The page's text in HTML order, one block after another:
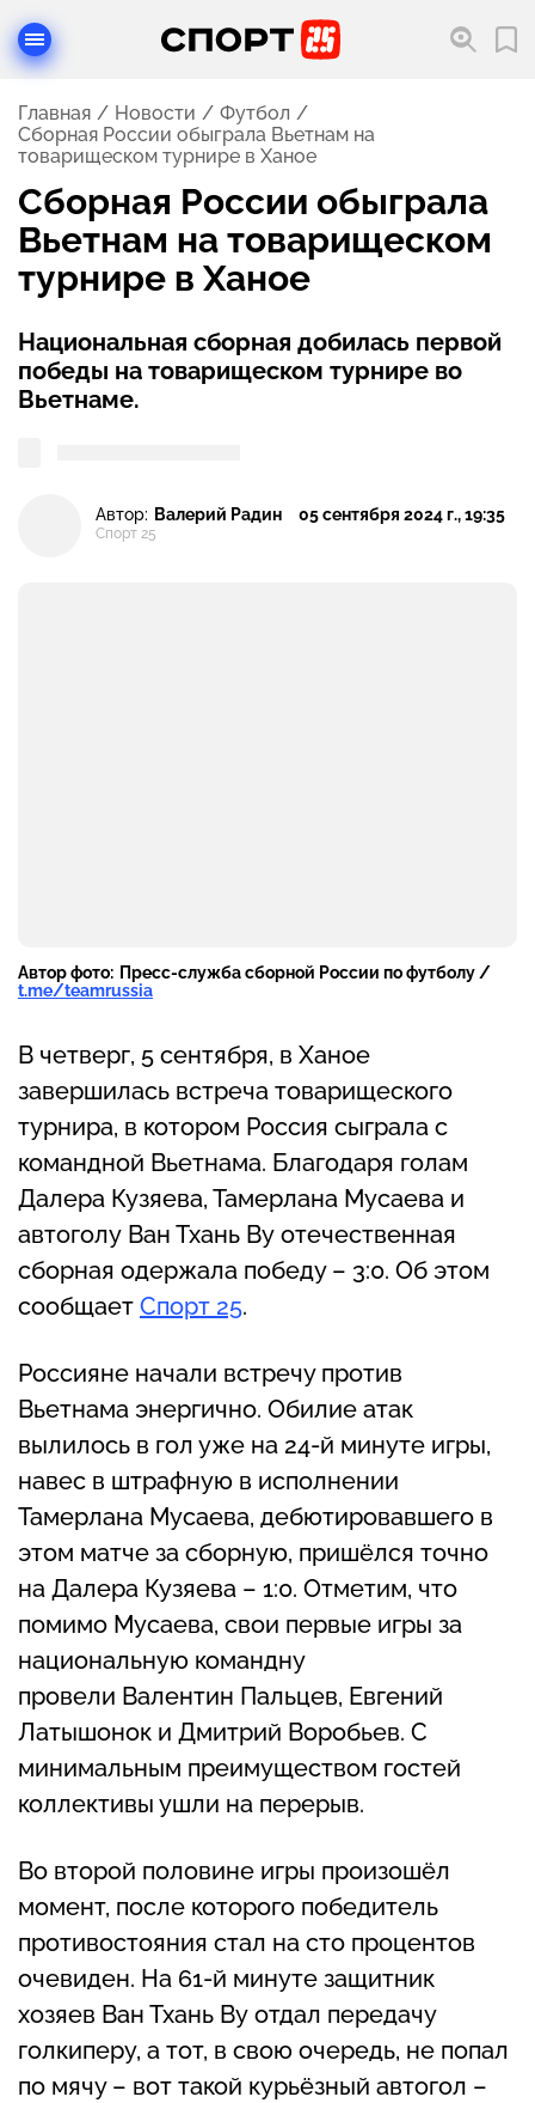
Главная Новости
Футбол
Сборная России обыграла Вьетнам на
товарищеском турнире в Ханое
Сборная России обыграла
Вьетнам на товарищеском
турнире в Ханое
Национальная сборная добилась первой
победы на товарищеском турнире во
Вьетнаме.
Автор: Валерий Радин
Спорт 25
05 сентября 2024 г., 19:35
Автор фото: Пресс-служба сборной России по футболу /
t.me/teamrussia
В четверг, 5 сентября, в Ханое
завершилась встреча товарищеского
турнира, в котором Россия сыграла с
командной Вьетнама. Благодаря голам
Далера Кузяева, Тамерлана Мусаева и
автоголу Ван Тхань Ву отечественная
сборная одержала победу – 3:0. Об этом
сообщает Спорт 25.
Россияне начали встречу против
Вьетнама энергично. Обилие атак
вылилось в гол уже на 24-й минуте игры,
навес в штрафную в исполнении
Тамерлана Мусаева, дебютировавшего в
этом матче за сборную, пришёлся точно
на Далера Кузяева – 1:0. Отметим, что
помимо Мусаева, свои первые игры за
национальную командну
провели Валентин Пальцев, Евгений
Латышонок и Дмитрий Воробьев. С
минимальным преимуществом гостей
коллективы ушли на перерыв.
Во второй половине игры произошёл
момент, после которого победитель
противостояния стал на сто процентов
очевиден. На 61-й минуте защитник
хозяев Ван Тхань Ву отдал передачу
голкиперу, а тот, в свою очередь, не попал
по мячу – вот такой курьёзный автогол –